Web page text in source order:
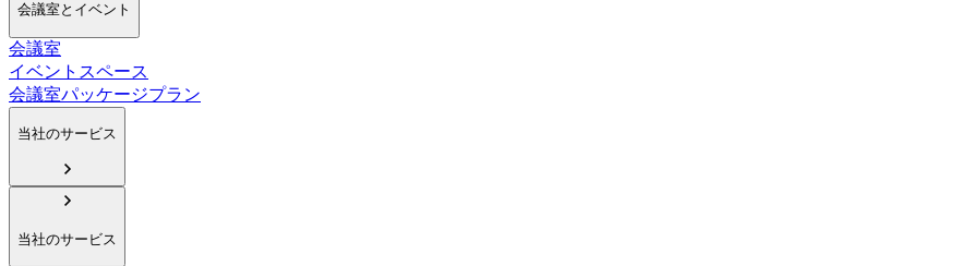
会議室とイベント
会議室
イベントスペース
会議室パッケージプラン
当社のサービス
当社のサービス